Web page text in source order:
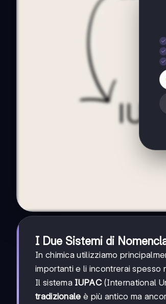
I Due Sistemi di
In chimica utilizziamo
importanti e li incontrerai spesso
Il sistema IUPAC(International
tradizionale è più antico ma